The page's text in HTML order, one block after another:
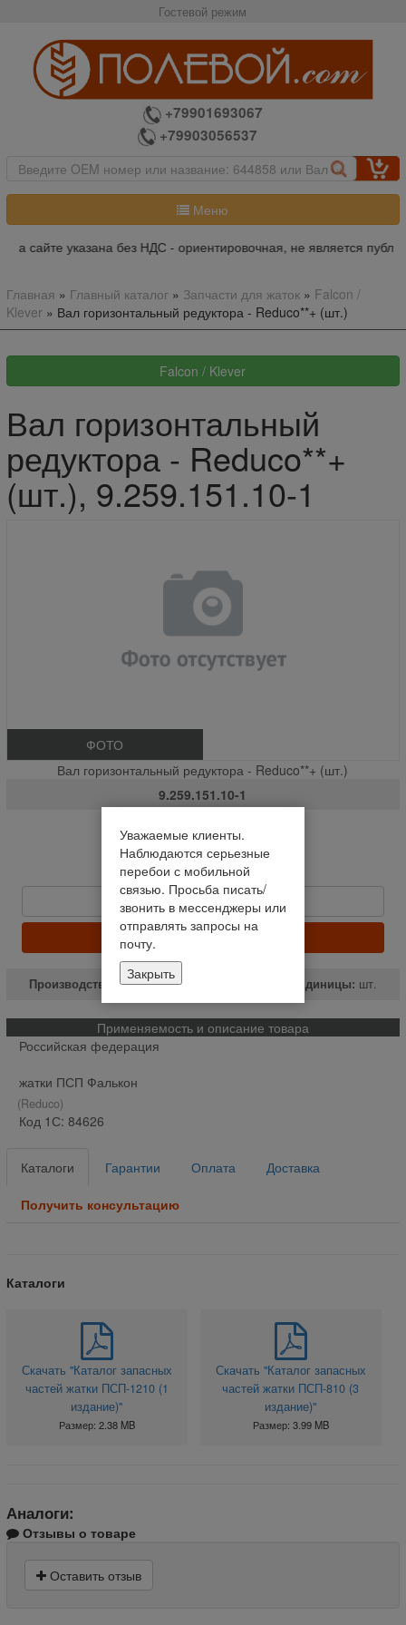
Гостевой режим
+79901693067
+79903056537
Меню
сайте указана без НДС - ориентировочная, не является
Главная » Главный каталог» Запчасти для жаток» Falcon /
Klever » Вал горизонтальный редуктора - Reduco**+ (шт.)
Вал горизонтальный
редуктора - Reduco**+
(шт.), 9.259.151.10-1
ФОТО
Вал горизонтальный редуктора - Reduco**+ (шт.)
9.259.151.10-1
На складе
Отправим сегодня до 14:00
1 020 руб
Быстрый заказ
КУПИТЬ
Производство: РФ Единицы: шт.
Применяемость и описание товара
Российская федерация
жатки ПСП Фалькон
(Reduco)
Код 1С: 84626
Каталоги Гарантии Оплата Доставка
Получить консультацию
Каталоги
Скачать "Каталог запасных
частей жатки ПСП-1210 (1
издание)"
Размер: 2.38 MB
Скачать "Каталог запасных
частей жатки ПСП-810 (3
издание)"
Размер: 3.99 MB
Аналоги:
Отзывы о товаре
Оставить отзыв
Уважаемые клиенты.
Наблюдаются серьезные
перебои с мобильной
связью. Просьба писать/
звонить в мессенджеры или
отправлять запросы на
почту.
Закрыть